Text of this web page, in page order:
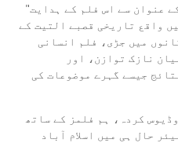
"ہن ڈان – این ایکو آف اے ڈرج" کے عنوان سے اس فلم کے ہدایت
واقع تاریخی قصبے التیت کے
میں جڑی، فلم انسانی
نازک توازن، اور
جیسے گہرے موضوعات کی
کردہ، ہم فلمز کے ساتھ
حال ہی میں اسلام آباد